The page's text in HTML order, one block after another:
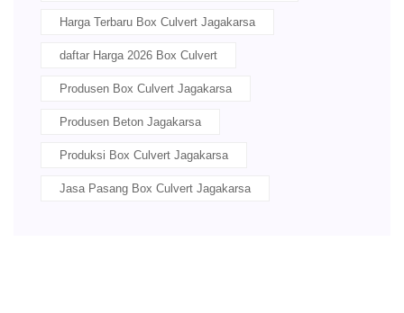
Harga Terbaru Box Culvert Jagakarsa
daftar Harga 2026 Box Culvert
Produsen Box Culvert Jagakarsa
Produsen Beton Jagakarsa
Produksi Box Culvert Jagakarsa
Jasa Pasang Box Culvert Jagakarsa